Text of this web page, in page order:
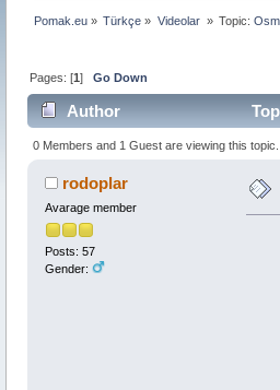
Pomak.eu » Türkçe » Videolar » Topic:
Pages: [1]Go Down
Author
0 Members and 1 Guest are viewing this topic.
rodoplar
Avarage member
Posts: 57
Gender: